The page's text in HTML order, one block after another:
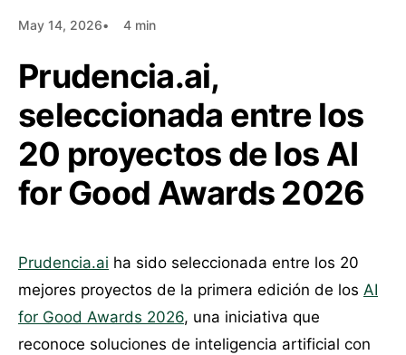
May 14, 2026 4 min
Prudencia.ai,
seleccionada entre los
20 proyectos de los AI
for Good Awards 2026
Prudencia.ai ha sido seleccionada entre los 20
mejores proyectos de la primera edición de los AI
for Good Awards 2026, una iniciativa que
reconoce soluciones de inteligencia artificial con